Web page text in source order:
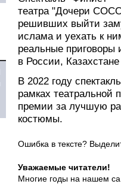
театра "Дочери
решивших выйти
ислама и уехать к
реальные приговоры
в России,
В 2022 году
рамках театральной
премии за лучшую
костюмы.
Ошибка в тексте?
Уважаемые читатели!
Многие годы на нашем